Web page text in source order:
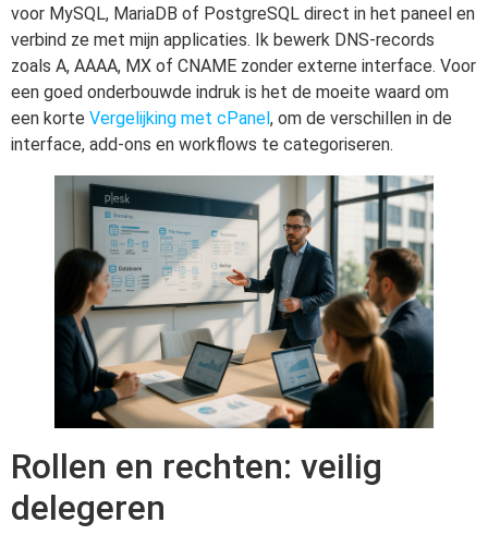
voor MySQL, MariaDB of PostgreSQL direct in het paneel en
verbind ze met mijn applicaties. Ik bewerk DNS-records
zoals A, AAAA, MX of CNAME zonder externe interface. Voor
een goed onderbouwde indruk is het de moeite waard om
een korte Vergelijking met cPanel, om de verschillen in de
interface, add-ons en workflows te categoriseren.
Rollen en rechten: veilig
delegeren